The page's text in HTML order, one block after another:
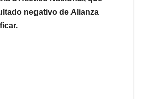
negativo de Alianza